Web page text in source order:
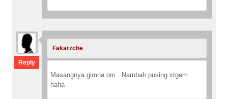
:Reply
Fakarzche
Masangnya gimna om.. Nambah pusing xtgem
haha